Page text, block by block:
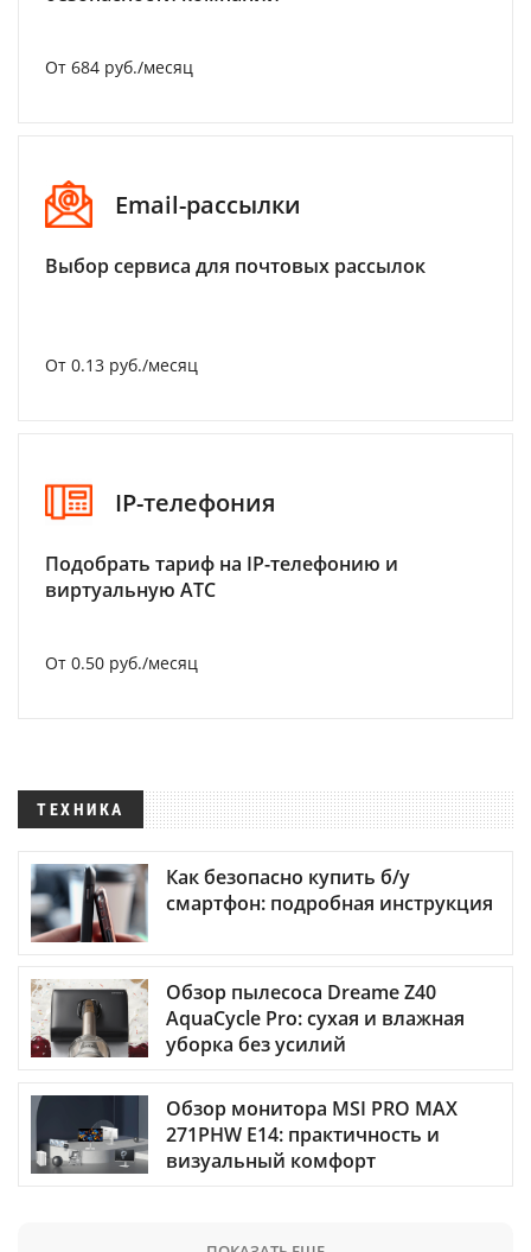
От 684 руб./месяц
Email-рассылки
Выбор сервиса для почтовых рассылок
От 0.13 руб./месяц
IP-телефония
Подобрать тариф на IP-телефонию и
виртуальную АТС
От 0.50 руб./месяц
ТЕХНИКА
Как безопасно купить б/у
смартфон: подробная инструкция
Обзор пылесоса Dreame Z40
AquaCycle Pro: сухая и влажная
уборка без усилий
Обзор монитора MSI PRO MAX
271PHW E14: практичность и
визуальный комфорт